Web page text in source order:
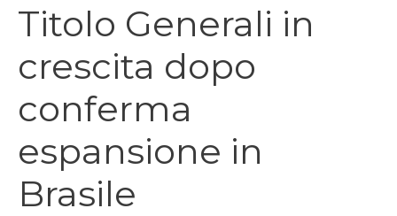
Titolo Generali in
crescita dopo
conferma
espansione in
Brasile